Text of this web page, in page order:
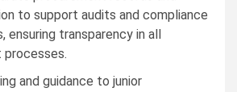
to support audits and compliance
ensuring transparency in all
processes.
and guidance to junior